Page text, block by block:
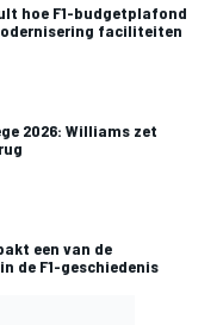
hoe F1-budgetplafond
faciliteiten
2026: Williams zet
een van de
de F1-geschiedenis